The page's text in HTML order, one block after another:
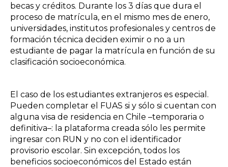
becas y créditos. Durante los 3 días que dura el
proceso de matrícula, en el mismo mes de enero,
universidades, institutos profesionales y centros de
formación técnica deciden eximir o no a un
estudiante de pagar la matrícula en función de su
clasificación socioeconómica.
El caso de los estudiantes extranjeros es especial.
Pueden completar el FUAS si y sólo si cuentan con
alguna visa de residencia en Chile –temporaria o
definitiva–: la plataforma creada sólo les permite
ingresar con RUN y no con el identificador
provisorio escolar. Sin excepción, todos los
beneficios socioeconómicos del Estado están